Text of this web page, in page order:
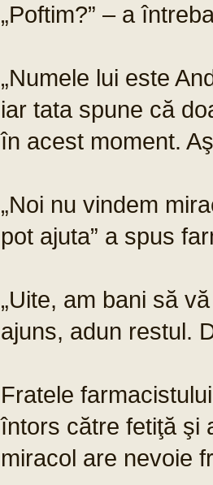
„Poftim?” – a
„Numele lui este
iar tata spune că
în acest moment.
„Noi nu vindem
pot ajuta” a spus
„Uite, am bani să
ajuns, adun restul.
Fratele
întors către fetiţă şi
miracol are nevoie